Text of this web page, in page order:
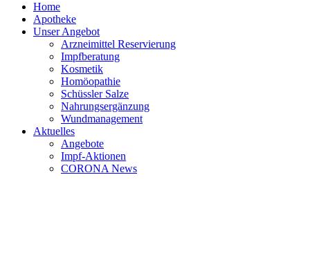
Home
Apotheke
Unser Angebot
Arzneimittel Reservierung
Impfberatung
Kosmetik
Homöopathie
Schüssler Salze
Nahrungsergänzung
Wundmanagement
Aktuelles
Angebote
Impf-Aktionen
CORONA News